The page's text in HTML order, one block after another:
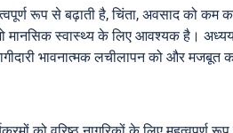
रूप से बढ़ाती है, चिंता, अवसाद को
मानसिक स्वास्थ्य के लिए आवश्यक है।
भावनात्मक लचीलापन को और